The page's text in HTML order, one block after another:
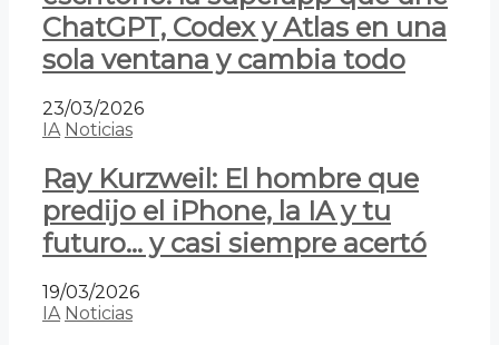
ChatGPT, Codex y Atlas en una
sola ventana y cambia todo
23/03/2026
IA Noticias
Ray Kurzweil: El hombre que
predijo el iPhone, la IA y tu
futuro… y casi siempre acertó
19/03/2026
IA Noticias